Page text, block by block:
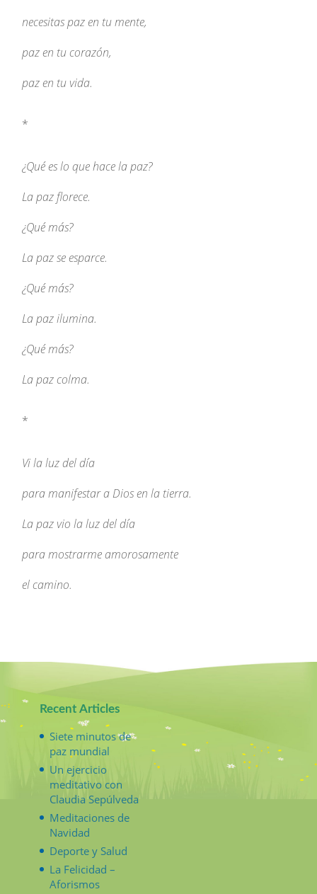
necesitas paz en tu mente,
paz en tu corazón,
paz en tu vida.
*
¿Qué es lo que hace la paz?
La paz florece.
¿Qué más?
La paz se esparce.
¿Qué más?
La paz ilumina.
¿Qué más?
La paz colma.
*
Vi la luz del día
para manifestar a Dios en la tierra.
La paz vio la luz del día
para mostrarme amorosamente
el camino.
Recent Articles
Siete minutos de
paz mundial
Un ejercicio
meditativo con
Claudia Sepúlveda
Meditaciones de
Navidad
Deporte y Salud
La Felicidad –
Aforismos